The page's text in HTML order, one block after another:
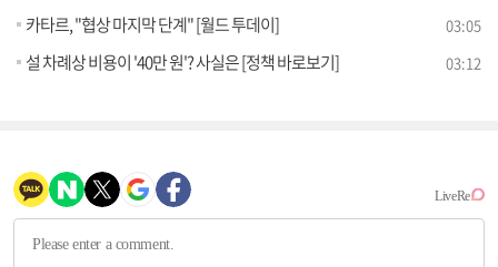
카타르, "협상 마지막 단계" [월드 투데이] 03:05
설 차례상 비용이 '40만 원'? 사실은 [정책 바로보기] 03:12